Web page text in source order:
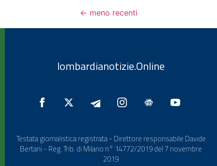
← meno recenti
lombardianotizie.Online
Testata giornalistica registrata - Direttore responsabile Davide
Bertani - Reg. Trib. di Milano n° 14772/2019 del 7 novembre
2019